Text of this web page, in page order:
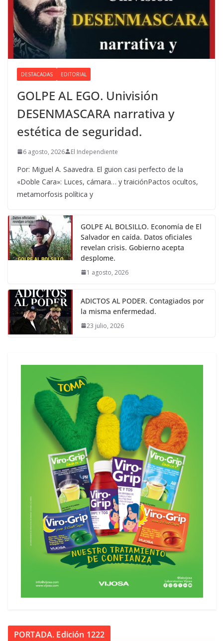
DESTACADAS EDITORIAL
GOLPE AL EGO. Univisión
DESENMASCARA narrativa y
estética de seguridad.
6 agosto, 2026 El Independiente
Por: Miguel A. Saavedra. El guion casi perfecto de la
«Doble Cara»: Luces, cámara… y traiciónPactos ocultos,
metamorfosis política y
GOLPE AL BOLSILLO. Economía de El
Salvador en caída. Datos oficiales
revelan crisis. Gobierno acepta
desplome.
1 agosto, 2026
ADICTOS AL PODER. Contagiados por
la misma enfermedad.
23 julio, 2026
PORTADA. Edición 1222